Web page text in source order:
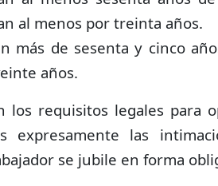
al menos por treinta años.
más de sesenta y cinco
años.
los requisitos legales
expresamente las
se jubile en forma